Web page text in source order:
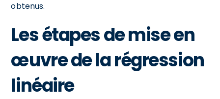
obtenus.
Les étapes de mise en
œuvre de la régression
linéaire